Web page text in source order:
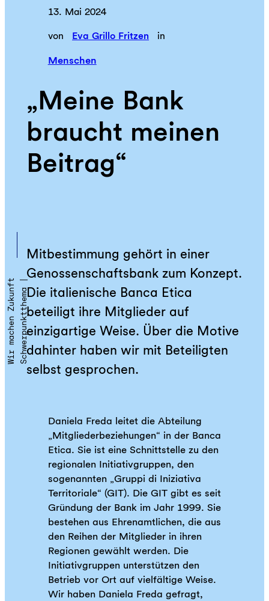
13. Mai 2024
von Eva Grillo Fritzen in
Menschen
„Meine Bank
braucht meinen
Beitrag“
S
c
h
w
e
r
p
u
n
k
t
t
h
e
m
a
|
W
i
r
m
a
c
h
e
n
Z
u
k
u
n
f
t
Mitbestimmung gehört in einer
Genossenschaftsbank zum Konzept.
Die italienische Banca Etica
beteiligt ihre Mitglieder auf
einzigartige Weise. Über die Motive
dahinter haben wir mit Beteiligten
selbst gesprochen.
Daniela Freda leitet die Abteilung
„Mitgliederbeziehungen“ in der Banca
Etica. Sie ist eine Schnittstelle zu den
regionalen Initiativgruppen, den
sogenannten „Gruppi di Iniziativa
Territoriale“ (GIT). Die GIT gibt es seit
Gründung der Bank im Jahr 1999. Sie
bestehen aus Ehrenamtlichen, die aus
den Reihen der Mitglieder in ihren
Regionen gewählt werden. Die
Initiativgruppen unterstützen den
Betrieb vor Ort auf vielfältige Weise.
Wir haben Daniela Freda gefragt,